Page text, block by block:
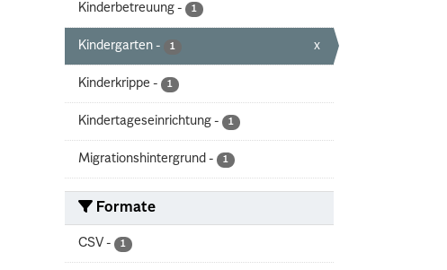
Kinderbetreuung - 1
Kindergarten - 1 x
Kinderkrippe - 1
Kindertageseinrichtung - 1
Migrationshintergrund - 1
Formate
CSV - 1